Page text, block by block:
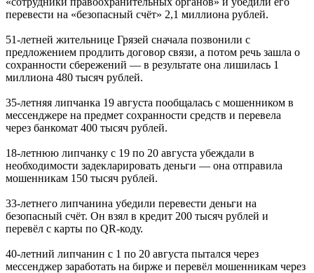
перевести на «безопасный счёт» 2,1 миллиона рублей.
51-летней жительнице Грязей сначала позвонили с
предложением продлить договор связи, а потом речь зашла о
сохранности сбережений — в результате она лишилась 1
миллиона 480 тысяч рублей.
35-летняя липчанка 19 августа пообщалась с мошенником в
мессенджере на предмет сохранности средств и перевела
через банкомат 400 тысяч рублей.
18-летнюю липчанку с 19 по 20 августа убеждали в
необходимости задекларировать деньги — она отправила
мошенникам 150 тысяч рублей.
33-летнего липчанина убедили перевести деньги на
безопасный счёт. Он взял в кредит 200 тысяч рублей и
перевёл с карты по QR-коду.
40-летний липчанин с 1 по 20 августа пытался через
мессенджер заработать на бирже и перевёл мошенникам через